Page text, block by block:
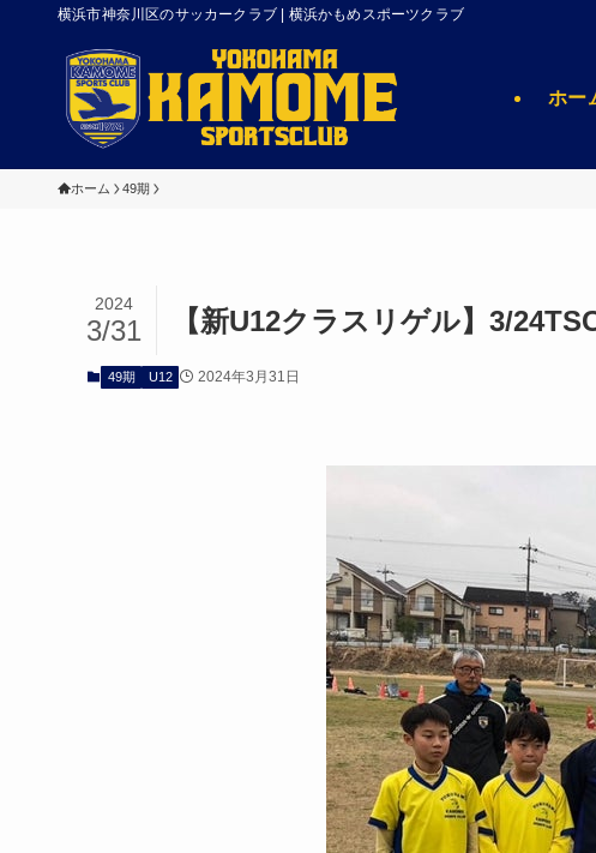
横浜市神奈川区のサッカークラブ | 横浜かもめスポーツクラブ
ホー
ホーム 49期
【新U12クラスリゲル】3/
2024
3/31
49期 U12 2024年3月31日